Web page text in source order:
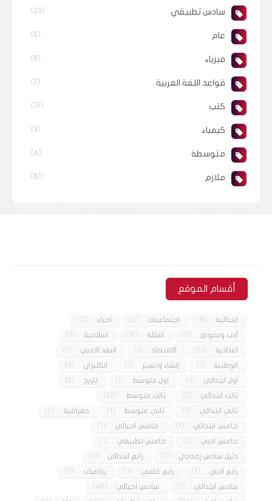
سادس تطبيقي (23)
عام (2)
فيزياء (8)
قواعد اللغة العربية (7)
كتب (17)
كيمياء (3)
متوسطة (4)
ملازم (61)
أقسام الموقع
ابتدائية (6) اجتماعيات (3) احياء (11)
أدب ونصوص (2) اسئلة (16) اسلامية (7)
اعدادية (51) الاقتصاد (1) النقد الادبي (1)
الوطنية (1) إنشاء وتعبير (1) انكليزي (9)
اول ابتدائي (1) اول متوسط (1) تاريخ (2)
ثالث ابتدائي (1) ثالث متوسط (23)
ثاني ابتدائي (1) ثاني متوسط (1) جغرافية (2)
خامس ابتدائي (1) خامس احيائي (1)
خامس ادبي (1) خامس تطبيقي (1)
دليل سادس إعدادي (1) رابع ابتدائي (1)
رابع ادبي (1) رابع علمي (1) رياضيات (5)
سادس ابتدائي (1) سادس احيائي (40)